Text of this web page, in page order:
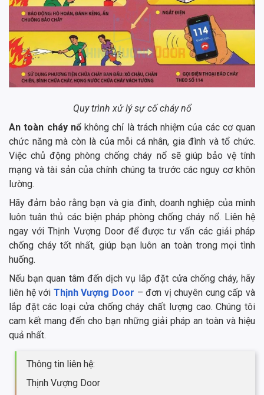
Quy trình xử lý sự cố cháy nổ
An toàn cháy nổ không chỉ là trách nhiệm của các cơ quan
chức năng mà còn là của mỗi cá nhân, gia đình và tổ chức.
Việc chủ động phòng chống cháy nổ sẽ giúp bảo vệ tính
mạng và tài sản của chính chúng ta trước các nguy cơ khôn
lường.
Hãy đảm bảo rằng bạn và gia đình, doanh nghiệp của mình
luôn tuân thủ các biện pháp phòng chống cháy nổ. Liên hệ
ngay với Thịnh Vượng Door để được tư vấn các giải pháp
chống cháy tốt nhất, giúp bạn luôn an toàn trong mọi tình
huống.
Nếu bạn quan tâm đến dịch vụ lắp đặt cửa chống cháy, hãy
liên hệ với Thịnh Vượng Door – đơn vị chuyên cung cấp và
lắp đặt các loại cửa chống cháy chất lượng cao. Chúng tôi
cam kết mang đến cho bạn những giải pháp an toàn và hiệu
quả nhất.
Thông tin liên hệ:
Thịnh Vượng Door